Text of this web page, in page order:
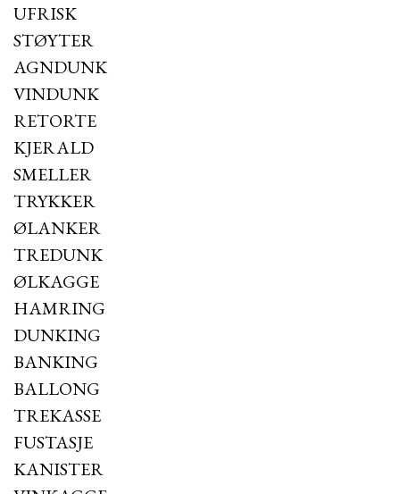
UFRISK
STØYTER
AGNDUNK
VINDUNK
RETORTE
KJERALD
SMELLER
TRYKKER
ØLANKER
TREDUNK
ØLKAGGE
HAMRING
DUNKING
BANKING
BALLONG
TREKASSE
FUSTASJE
KANISTER